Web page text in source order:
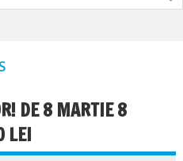
DE 8 MARTIE 8
LEI